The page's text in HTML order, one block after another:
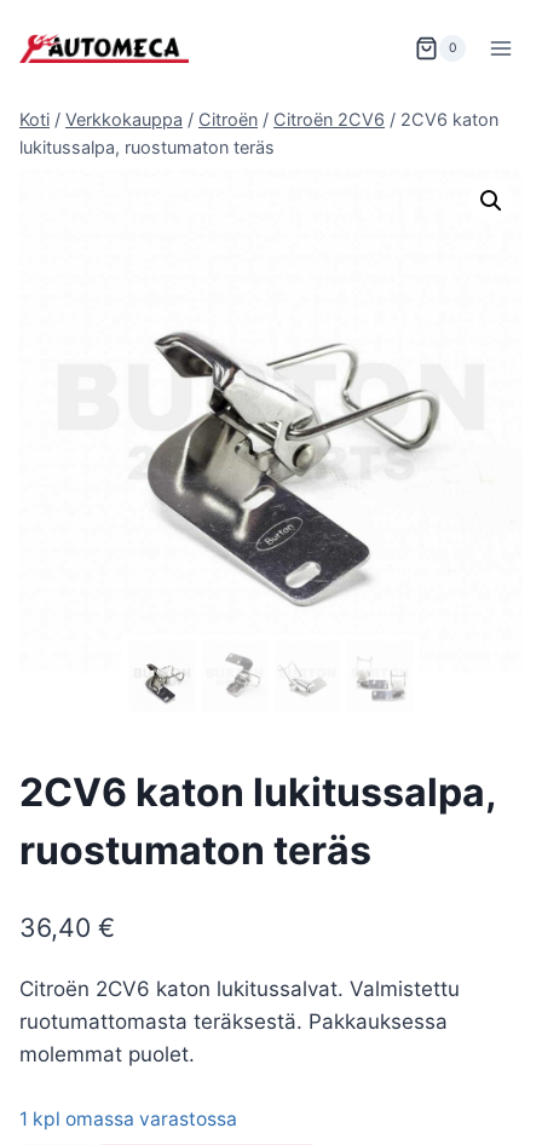
sisältöön
0
Koti / Verkkokauppa / Citroën / Citroën 2CV6 / 2CV6 katon
lukitussalpa, ruostumaton teräs
2CV6 katon lukitussalpa,
ruostumaton teräs
36,40 €
Citroën 2CV6 katon lukitussalvat. Valmistettu
ruotumattomasta teräksestä. Pakkauksessa
molemmat puolet.
1 kpl omassa varastossa